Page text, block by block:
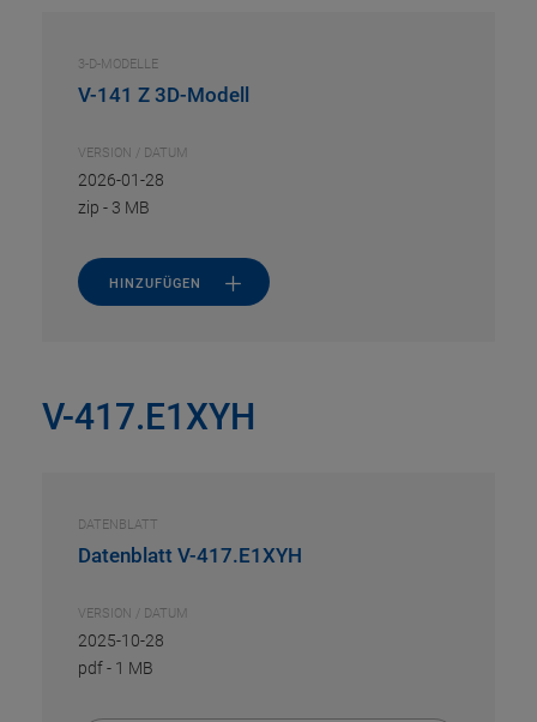
3-D-MODELLE
V-141 Z 3D-Modell
VERSION / DATUM
2026-01-28
zip - 3 MB
HINZUFÜGEN
V-417.E1XYH
DATENBLATT
Datenblatt V-417.E1XYH
VERSION / DATUM
2025-10-28
pdf- 1 MB